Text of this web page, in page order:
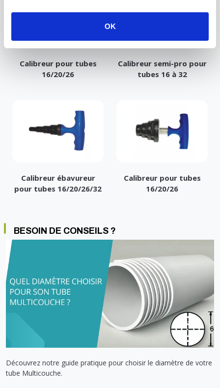
OK
Calibreur pour tubes
16/20/26
Calibreur semi-pro pour
tubes 16 à 32
Calibreur ébavureur
pour tubes 16/20/26/32
Calibreur pour tubes
16/20/26
BESOIN DE CONSEILS ?
Découvrez notre guide pratique pour choisir le diamètre de votre
tube Multicouche.